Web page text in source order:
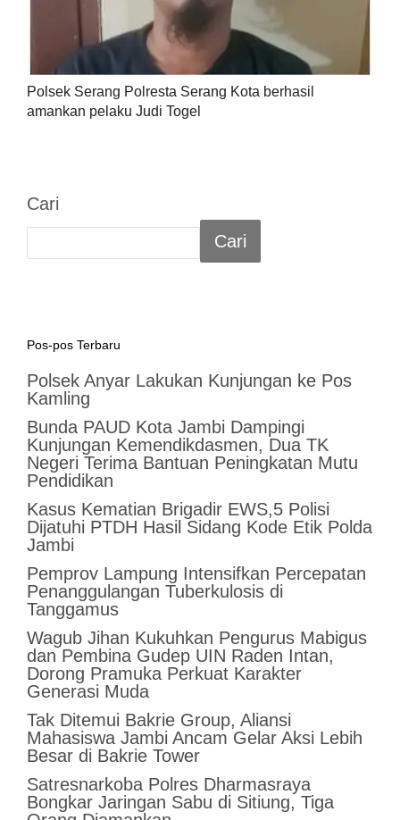
Polsek Serang Polresta Serang Kota berhasil
amankan pelaku Judi Togel
Cari
Cari
Pos-pos Terbaru
Polsek Anyar Lakukan Kunjungan ke Pos
Kamling
Bunda PAUD Kota Jambi Dampingi
Kunjungan Kemendikdasmen, Dua TK
Negeri Terima Bantuan Peningkatan Mutu
Pendidikan
Kasus Kematian Brigadir EWS,5 Polisi
Dijatuhi PTDH Hasil Sidang Kode Etik Polda
Jambi
Pemprov Lampung Intensifkan Percepatan
Penanggulangan Tuberkulosis di
Tanggamus
Wagub Jihan Kukuhkan Pengurus Mabigus
dan Pembina Gudep UIN Raden Intan,
Dorong Pramuka Perkuat Karakter
Generasi Muda
Tak Ditemui Bakrie Group, Aliansi
Mahasiswa Jambi Ancam Gelar Aksi Lebih
Besar di Bakrie Tower
Satresnarkoba Polres Dharmasraya
Bongkar Jaringan Sabu di Sitiung, Tiga